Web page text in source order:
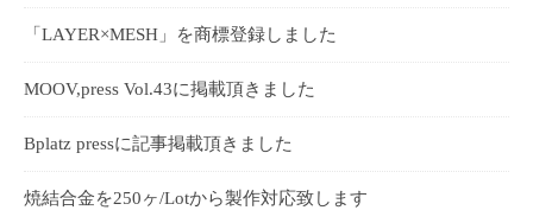
「LAYER×MESH」を商標登録しました
MOOV,press Vol.43に掲載頂きました
Bplatz pressに記事掲載頂きました
焼結合金を250ヶ/Lotから製作対応致します